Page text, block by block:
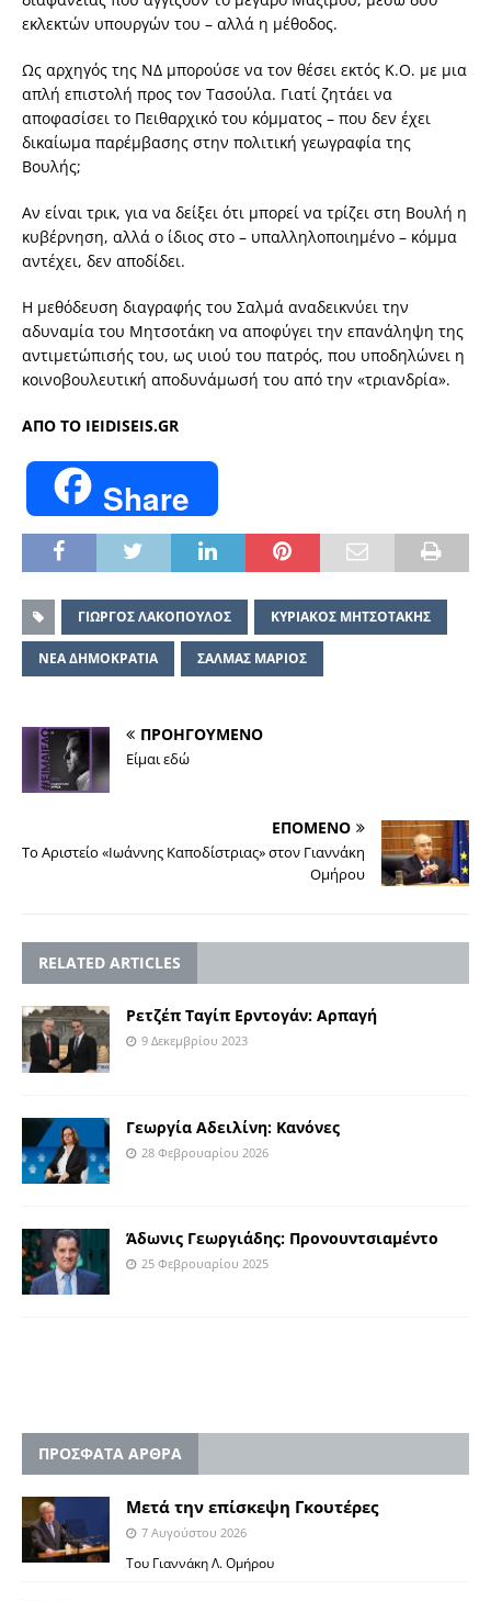
εκλεκτών υπουργών του – αλλά η μέθοδος.
Ως αρχηγός της ΝΔ μπορούσε να τον θέσει εκτός Κ.Ο. με μια
απλή επιστολή προς τον Τασούλα. Γιατί ζητάει να
αποφασίσει το Πειθαρχικό του κόμματος – που δεν έχει
δικαίωμα παρέμβασης στην πολιτική γεωγραφία της
Βουλής;
Αν είναι τρικ, για να δείξει ότι μπορεί να τρίζει στη Βουλή η
κυβέρνηση, αλλά ο ίδιος στο – υπαλληλοποιημένο – κόμμα
αντέχει, δεν αποδίδει.
Η μεθόδευση διαγραφής του Σαλμά αναδεικνύει την
αδυναμία του Μητσοτάκη να αποφύγει την επανάληψη της
αντιμετώπισής του, ως υιού του πατρός, που υποδηλώνει η
κοινοβουλευτική αποδυνάμωσή του από την «τριανδρία».
ΑΠΟ ΤΟ IEIDISEIS.GR
Share
ΓΙΩΡΓΟΣ ΛΑΚΟΠΟΥΛΟΣ ΚΥΡΙΑΚΟΣ ΜΗΤΣΟΤΑΚΗΣ
ΝΕΑ ΔΗΜΟΚΡΑΤΙΑ ΣΑΛΜΑΣ ΜΑΡΙΟΣ
ΠΡΟΗΓΟΥΜΕΝΟ
Είμαι εδώ
ΕΠΟΜΕΝΟ
Το Αριστείο «Ιωάννης Καποδίστριας» στον Γιαννάκη
Ομήρου
RELATED ARTICLES
Ρετζέπ Ταγίπ Ερντογάν: Αρπαγή
9 Δεκεμβρίου 2023
Γεωργία Αδειλίνη: Κανόνες
28 Φεβρουαρίου 2026
Άδωνις Γεωργιάδης: Προνουντσιαμέντο
25 Φεβρουαρίου 2025
ΠΡΟΣΦΑΤΑ ΑΡΘΡΑ
Μετά την επίσκεψη Γκουτέρες
7 Αυγούστου 2026
Του Γιαννάκη Λ. Ομήρου